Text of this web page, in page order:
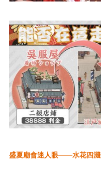
盛夏廟會迷人眼——水花四濺